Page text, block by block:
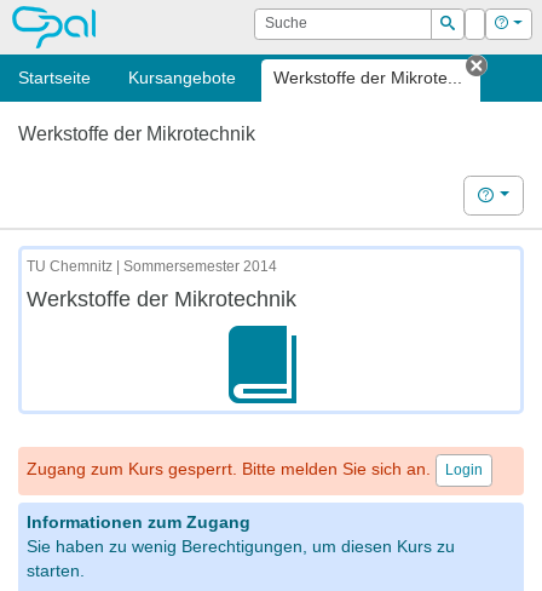
OPAL Suche
Suchen
Login Hilfe
Startseite Kursangebote Werkstoffe der Mikrote...
Tab
Werkstoffe der Mikrotechnik
Hilfe
TU Chemnitz | Sommersemester 2014
Werkstoffe der Mikrotechnik
Zugang zum Kurs gesperrt. Bitte melden Sie sich an. Login
Informationen zum Zugang
Sie haben zu wenig Berechtigungen, um diesen Kurs zu
starten.